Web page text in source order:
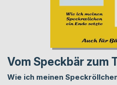
Vom Speckbär zum
Wie ich meinen